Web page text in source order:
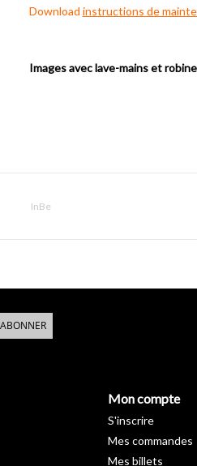
Download instructions de
Images avec lave-mains et
InBe
Mon compte
S'inscrire
Mes commandes
Mes billets